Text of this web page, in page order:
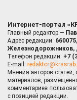
Интернет-портал
Главный редактор —
Адрес редакции:
Железнодорожников,
Телефон редакции: +7
E-mail:
Мнения авторов статей,
материалов,
комментариев
с позицией редакции.